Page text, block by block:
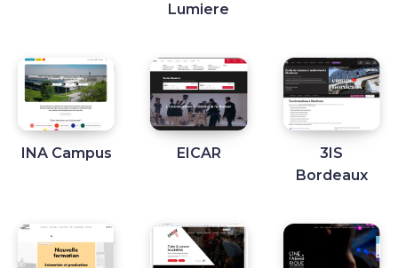
Lumiere
INA Campus EICAR
3IS
Bordeaux